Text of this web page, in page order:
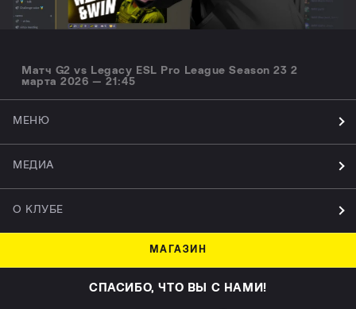
Матч G2 vs Legacy ESL Pro League Season 23 2
марта 2026 — 21:45
МЕНЮ
МЕДИА
О КЛУБЕ
МАГАЗИН
СПАСИБО, ЧТО ВЫ С НАМИ!